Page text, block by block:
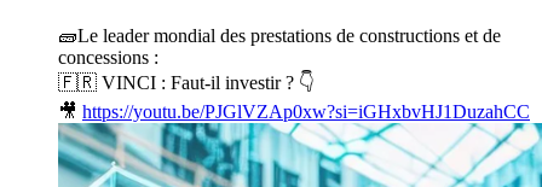
🧱Le leader mondial des prestations de constructions et de
concessions :
🇫🇷 VINCI : Faut-il investir ? 👇
🎥 https://youtu.be/PJGlVZAp0xw?si=iGHxbvHJ1DuzahCC